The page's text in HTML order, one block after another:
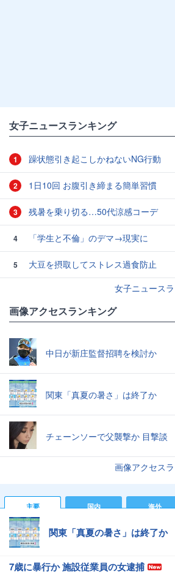
女子ニュースランキング
1 躁状態引き起こしかねないNG行動
2 1日10回 お腹引き締まる簡単習慣
3 残暑を乗り切る…50代涼感コーデ
4 「学生と不倫」のデマ→現実に
5
大豆を摂取してストレス過食防止
女子ニュース
画像アクセスランキング
中日が新庄監督招聘を検討か
関東「真夏の暑さ」は終了か
チェーンソーで父襲撃か 目撃談
画像アクセス
主要 国内 海外
関東「真夏の暑さ」は終了か
7歳に暴行か 施設従業員の女逮捕